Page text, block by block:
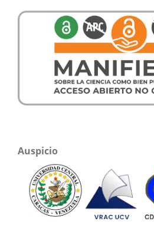
Auspicio